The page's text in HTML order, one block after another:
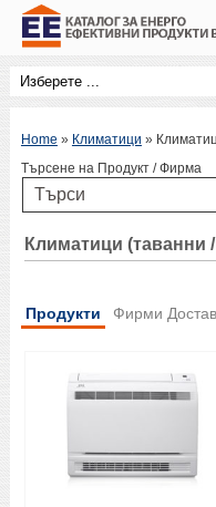
Home » Климатици »
Търсене на Продукт / Фирма
Климатици (таванни
Продукти Фирми